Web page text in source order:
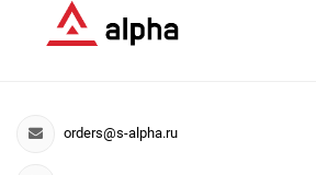
orders@s-alpha.ru